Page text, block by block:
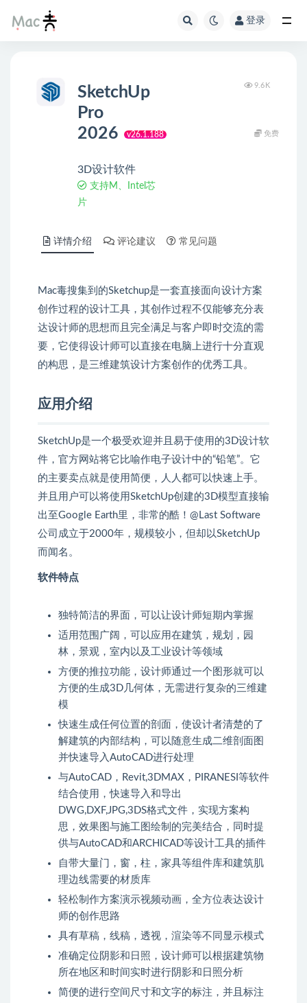
登录
SketchUp
Pro
2026
v26.1.188
3D设计软件
支持M、Intel芯
片
9.6K
免费
详情介绍 评论建议 常见问题
Mac毒搜集到的Sketchup是一套直接面向设计方案
创作过程的设计工具，其创作过程不仅能够充分表
达设计师的思想而且完全满足与客户即时交流的需
要，它使得设计师可以直接在电脑上进行十分直观
的构思，是三维建筑设计方案创作的优秀工具。
应用介绍
SketchUp是一个极受欢迎并且易于使用的3D设计软
件，官方网站将它比喻作电子设计中的“铅笔”。它
的主要卖点就是使用简便，人人都可以快速上手。
并且用户可以将使用SketchUp创建的3D模型直接输
出至Google Earth里，非常的酷！@Last Software
公司成立于2000年，规模较小，但却以SketchUp
而闻名。
软件特点
独特简洁的界面，可以让设计师短期内掌握
适用范围广阔，可以应用在建筑，规划，园
林，景观，室内以及工业设计等领域
方便的推拉功能，设计师通过一个图形就可以
方便的生成3D几何体，无需进行复杂的三维建
模
快速生成任何位置的剖面，使设计者清楚的了
解建筑的内部结构，可以随意生成二维剖面图
并快速导入AutoCAD进行处理
与AutoCAD，Revit,3DMAX，PIRANESI等软件
结合使用，快速导入和导出
DWG,DXF,JPG,3DS格式文件，实现方案构
思，效果图与施工图绘制的完美结合，同时提
供与AutoCAD和ARCHICAD等设计工具的插件
自带大量门，窗，柱，家具等组件库和建筑肌
理边线需要的材质库
轻松制作方案演示视频动画，全方位表达设计
师的创作思路
具有草稿，线稿，透视，渲染等不同显示模式
准确定位阴影和日照，设计师可以根据建筑物
所在地区和时间实时进行阴影和日照分析
简便的进行空间尺寸和文字的标注，并且标注